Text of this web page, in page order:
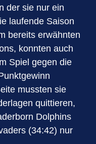
der sie nur ein
laufende Saison
bereits erwähnten
konnten auch
Spiel gegen die
mussten sie
quittieren,
Dolphins
(34:42) nur